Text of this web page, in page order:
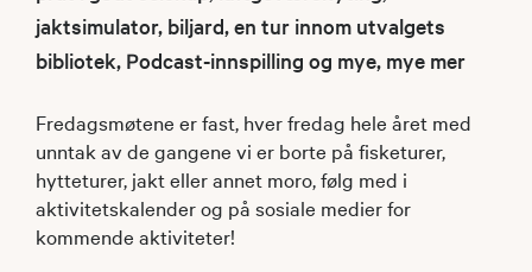
jaktsimulator, biljard, en tur innom utvalgets
bibliotek, Podcast-innspilling og mye, mye mer
Fredagsmøtene er fast, hver fredag hele året med
unntak av de gangene vi er borte på fisketurer,
hytteturer, jakt eller annet moro, følg med i
aktivitetskalender og på sosiale medier for
kommende aktiviteter!